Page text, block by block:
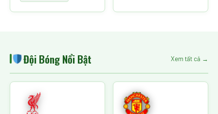
Đội Bóng Nổi Bật Xem tất cả →